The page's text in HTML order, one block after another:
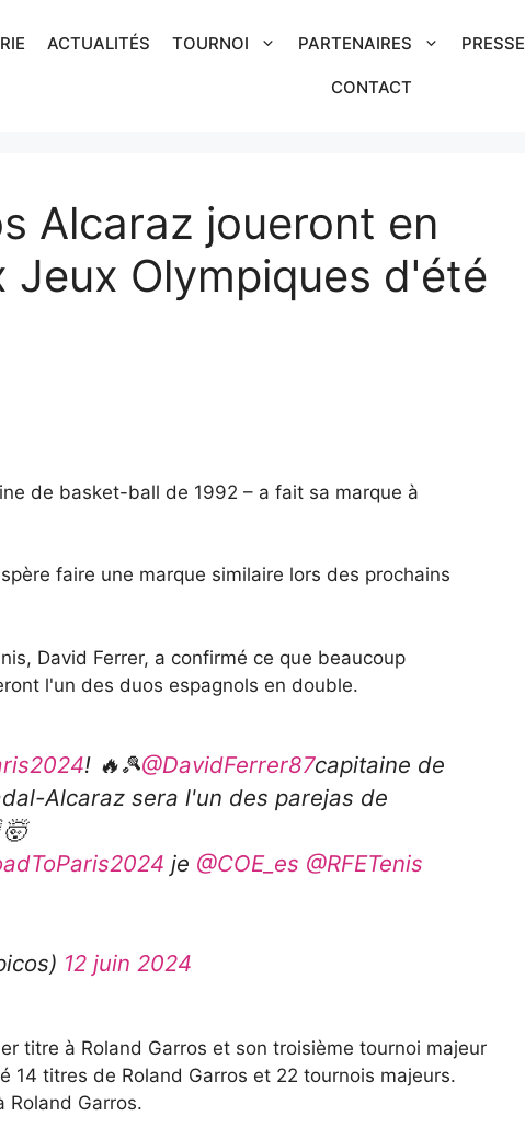
ACTUALITÉS TOURNOI PARTENAIRES PRESSE
CONTACT
Alcaraz joueront en
Jeux Olympiques d'été
de basket-ball de 1992 – a fait sa marque à
faire une marque similaire lors des prochains
David Ferrer, a confirmé ce que beaucoup
l'un des duos espagnols en double.
! 🔥🎾@DavidFerrer87capitaine de
Alcaraz sera l'un des parejas de
je @COE_es @RFETenis
12 juin 2024
titre à Roland Garros et son troisième tournoi majeur
14 titres de Roland Garros et 22 tournois majeurs.
Roland Garros.